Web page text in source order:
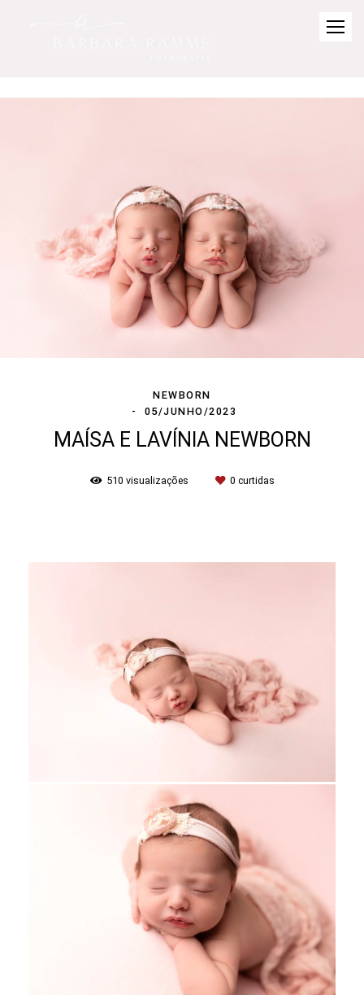
NEWBORN
05/JUNHO/2023
MAÍSA E LAVÍNIA NEWBORN
510 visualizações 0 curtidas